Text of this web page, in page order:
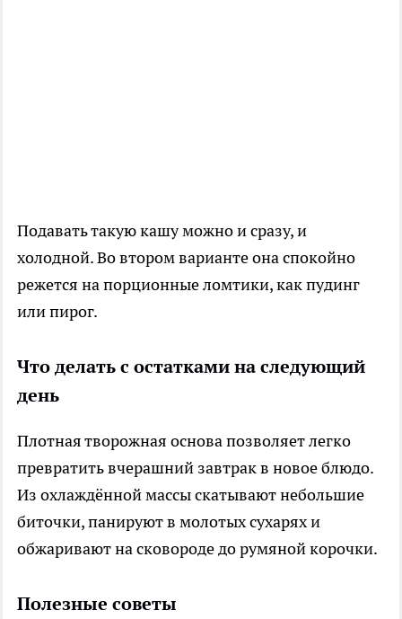
Подавать такую кашу можно и сразу, и
холодной. Во втором варианте она спокойно
режется на порционные ломтики, как пудинг
или пирог.
Что делать с остатками на следующий
день
Плотная творожная основа позволяет легко
превратить вчерашний завтрак в новое блюдо.
Из охлаждённой массы скатывают небольшие
биточки, панируют в молотых сухарях и
обжаривают на сковороде до румяной корочки.
Полезные советы